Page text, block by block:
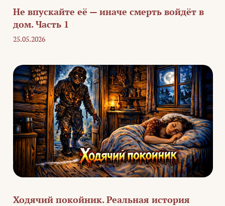
Не впускайте её — иначе смерть войдёт в
дом. Часть 1
25.05.2026
Ходячий покойник. Реальная история